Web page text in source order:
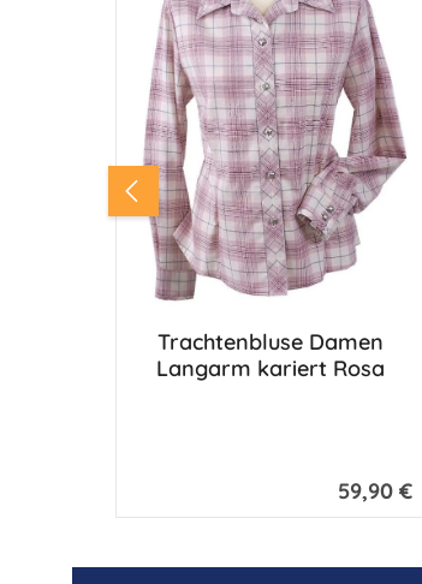
Trachtenbluse Damen
Langarm kariert Rosa
Regulärer
59,90 €